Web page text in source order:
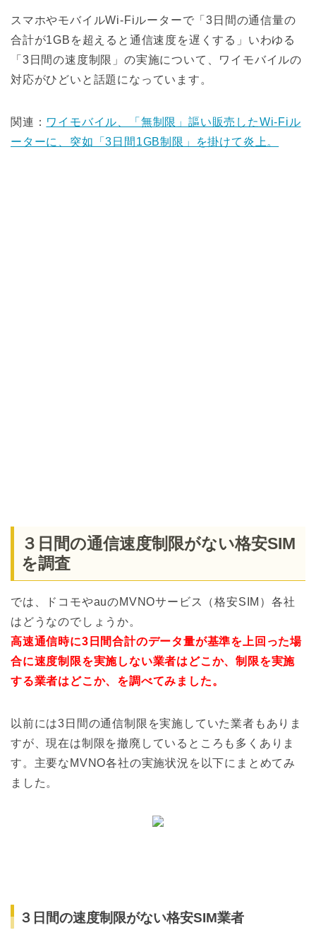
スマホやモバイルWi-Fiルーターで「3日間の通信量の
合計が1GBを超えると通信速度を遅くする」いわゆる
「3日間の速度制限」の実施について、ワイモバイルの
対応がひどいと話題になっています。
関連： ワイモバイル、「無制限」謳い販売したWi-Fiル
ーターに、突如「3日間1GB制限」を掛けて炎上。
３日間の通信速度制限がない格安SIM
を調査
では、ドコモやauのMVNOサービス（格安SIM）各社
はどうなのでしょうか。
高速通信時に3日間合計のデータ量が基準を上回った場
合に速度制限を実施しない業者はどこか、制限を実施
する業者はどこか、を調べてみました。
以前には3日間の通信制限を実施していた業者もありま
すが、現在は制限を撤廃しているところも多くありま
す。主要なMVNO各社の実施状況を以下にまとめてみ
ました。
３日間の速度制限がない格安SIM業者